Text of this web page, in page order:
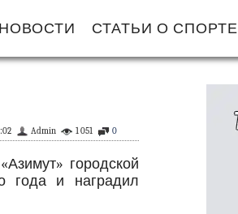
НОВОСТИ СТАТЬИ О СПОРТЕ
0
1 051
Admin
городской
года и наградил